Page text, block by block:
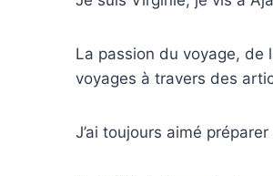
La passion du voyage, de
voyages à travers des
J’ai toujours aimé